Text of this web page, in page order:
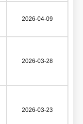
2026-04-09
2026-03-28
2026-03-23